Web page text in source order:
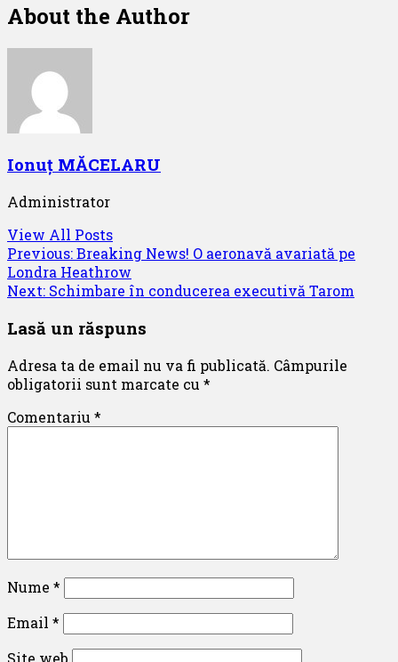
About the Author
Ionuț MĂCELARU
Administrator
View All Posts
Post
navigation
Previous:Breaking News! O aeronavă avariată pe
Londra Heathrow
Next: Schimbare în conducerea executivă Tarom
Lasă un răspuns
Adresa ta de email nu va fi publicată. Câmpurile
obligatorii sunt marcate cu *
Comentariu *
Nume *
Email *
Site web